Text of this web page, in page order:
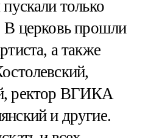
только
В церковь прошли
а также
ректор ВГИКА
и другие.